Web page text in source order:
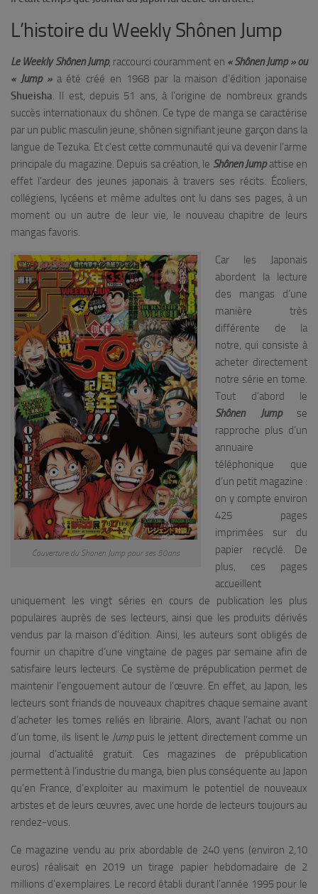
L’histoire du Weekly Shônen Jump
Le Weekly Shônen Jump, raccourci couramment en « Shônen Jump » ou
« Jump »a été créé en 1968 par la maison d’édition japonaise
Shueisha. Il est, depuis 51 ans, à l’origine de nombreux grands
succès internationaux du shônen. Ce type de manga se caractérise
par un public masculin jeune, shônen signifiant jeune garçon dans la
langue de Tezuka. Et c’est cette communauté qui va devenir l’arme
principale du magazine. Depuis sa création, le Shônen Jumpattise en
effet l’ardeur des jeunes japonais à travers ses récits. Écoliers,
collégiens, lycéens et même adultes ont lu dans ses pages, à un
moment ou un autre de leur vie, le nouveau chapitre de leurs
mangas favoris.
Couverture du Shonen Jump pour ses 50ans
Car les Japonais
abordent la lecture
des mangas d’une
manière très
différente de la
notre, qui consiste à
acheter directement
notre série en tome.
Tout d’abord le
Shônen Jump
se
rapproche plus d’un
annuaire
téléphonique que
d’un petit magazine :
on y compte environ
425 pages
imprimées sur du
papier recyclé. De
plus, ces pages
accueillent
uniquement les vingt séries en cours de publication les plus
populaires auprès de ses lecteurs, ainsi que les produits dérivés
vendus par la maison d’édition. Ainsi, les auteurs sont obligés de
fournir un chapitre d’une vingtaine de pages par semaine afin de
satisfaire leurs lecteurs. Ce système de prépublication permet de
maintenir l’engouement autour de l’œuvre. En effet, au Japon, les
lecteurs sont friands de nouveaux chapitres chaque semaine avant
d’acheter les tomes reliés en librairie. Alors, avant l’achat ou non
d’un tome, ils lisent le Jumppuis le jettent directement comme un
journal d’actualité gratuit. Ces magazines de prépublication
permettent à l’industrie du manga, bien plus conséquente au Japon
qu’en France, d’exploiter au maximum le potentiel de nouveaux
artistes et de leurs œuvres, avec une horde de lecteurs toujours au
rendez-vous.
Ce magazine vendu au prix abordable de 240 yens (environ 2,10
euros) réalisait en 2019 un tirage papier hebdomadaire de 2
millions d’exemplaires. Le record établi durant l’année 1995 pour le